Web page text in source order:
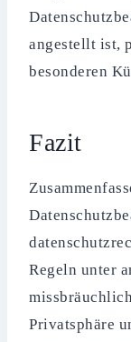
angestellt ist,
besonderen
Fazit
Regeln unter
Privatsphäre